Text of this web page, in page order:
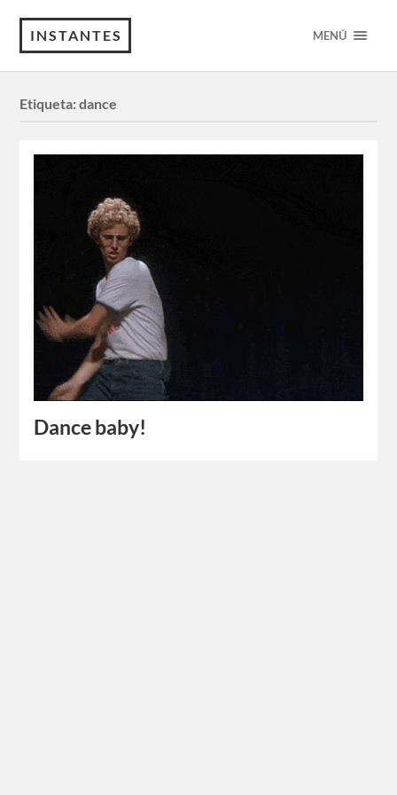
INSTANTES MENÚ
Etiqueta:dance
Dance baby!